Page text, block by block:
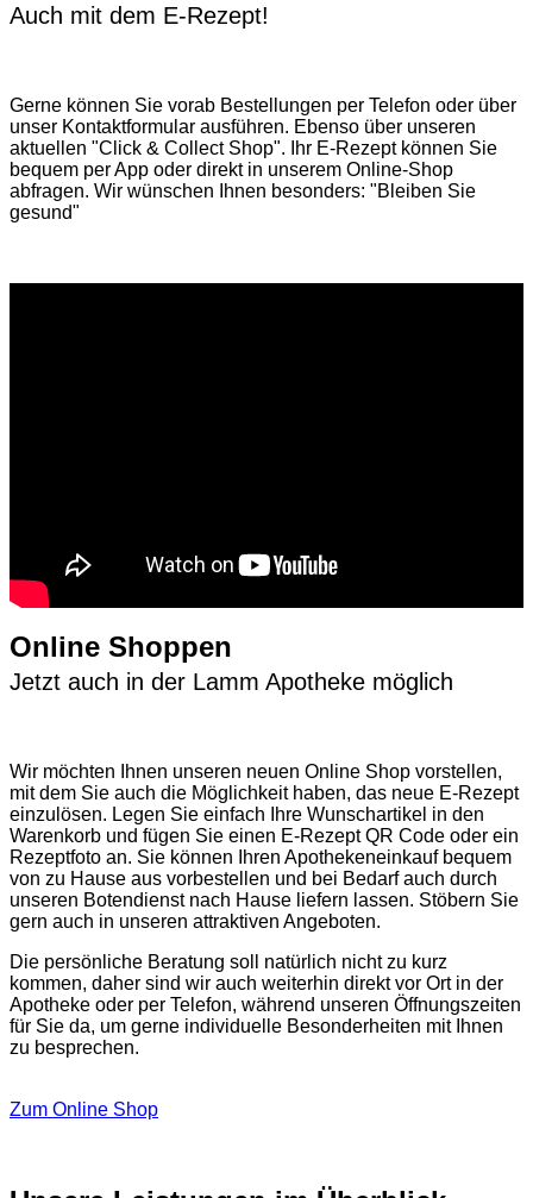
Auch mit dem E-Rezept!
Gerne können Sie vorab Bestellungen per Telefon oder über
unser Kontaktformular ausführen. Ebenso über unseren
aktuellen "Click & Collect Shop". Ihr E-Rezept können Sie
bequem per App oder direkt in unserem Online-Shop
abfragen. Wir wünschen Ihnen besonders: "Bleiben Sie
gesund"
Online Shoppen
Jetzt auch in der Lamm Apotheke möglich
Wir möchten Ihnen unseren neuen Online Shop vorstellen,
mit dem Sie auch die Möglichkeit haben, das neue E-Rezept
einzulösen. Legen Sie einfach Ihre Wunschartikel in den
Warenkorb und fügen Sie einen E-Rezept QR Code oder ein
Rezeptfoto an. Sie können Ihren Apothekeneinkauf bequem
von zu Hause aus vorbestellen und bei Bedarf auch durch
unseren Botendienst nach Hause liefern lassen. Stöbern Sie
gern auch in unseren attraktiven Angeboten.
Die persönliche Beratung soll natürlich nicht zu kurz
kommen, daher sind wir auch weiterhin direkt vor Ort in der
Apotheke oder per Telefon, während unseren Öffnungszeiten
für Sie da, um gerne individuelle Besonderheiten mit Ihnen
zu besprechen.
Zum Online Shop